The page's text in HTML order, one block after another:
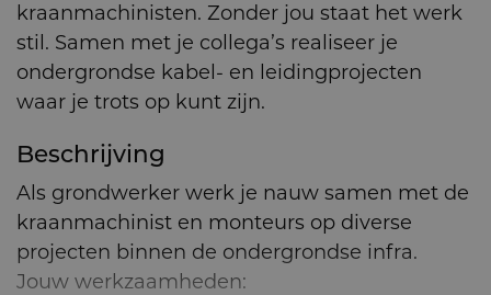
kraanmachinisten. Zonder jou staat het werk
stil. Samen met je collega’s realiseer je
ondergrondse kabel- en leidingprojecten
waar je trots op kunt zijn.
Beschrijving
Als grondwerker werk je nauw samen met de
kraanmachinist en monteurs op diverse
projecten binnen de ondergrondse infra.
Jouw werkzaamheden: